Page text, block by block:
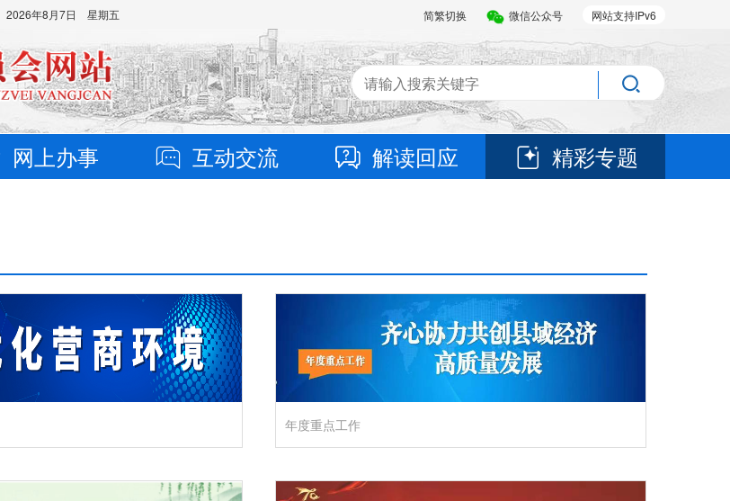
网站支持IPv6
微信公众号
简繁切换
2026年8月7日 星期五
网上办事 互动交流 解读回应 精彩专题
年度重点工作